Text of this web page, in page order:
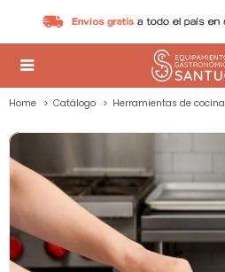

Home Catálogo Herramientas de cocina